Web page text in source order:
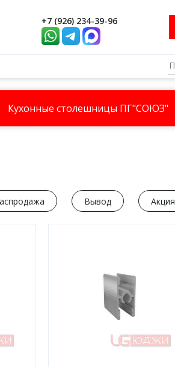
+7 (926) 234-39-96
Кухонные столешницы ПГ"СОЮЗ"
Вывод Акция